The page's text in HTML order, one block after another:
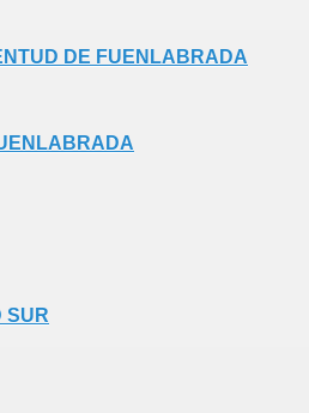
DE FUENLABRADA
SUR